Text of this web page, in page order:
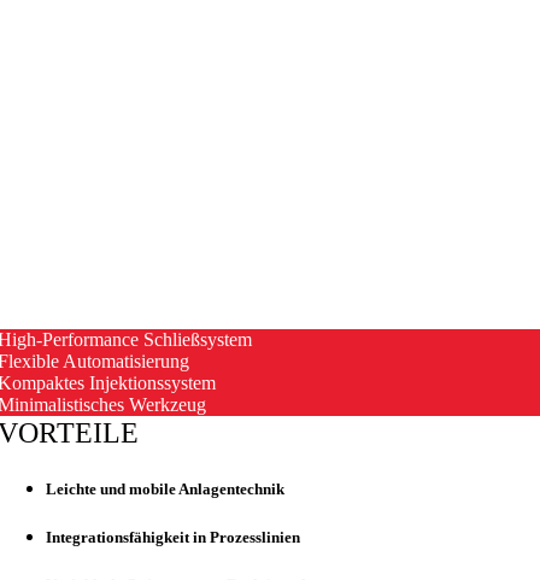
Performance Schließsystem
Automatisierung
Injektionssystem
Werkzeug
Leichte und mobile Anlagentechnik
Integrationsfähigkeit in Prozesslinien